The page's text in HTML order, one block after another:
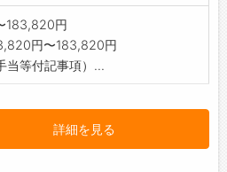
183,820円
円〜183,820円
当等付記事項）...
詳細を見る